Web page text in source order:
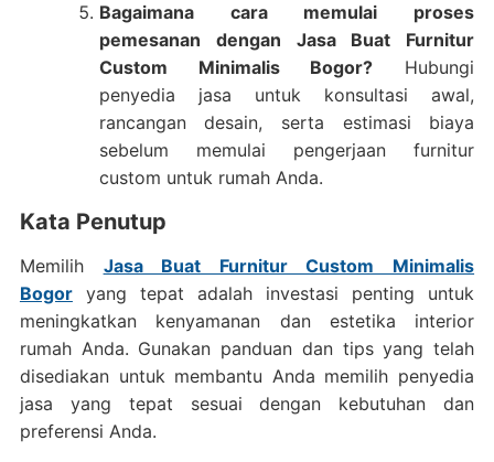
Bagaimana cara memulai proses
pemesanan dengan Jasa Buat Furnitur
Custom Minimalis Bogor? Hubungi
penyedia jasa untuk konsultasi awal,
rancangan desain, serta estimasi biaya
sebelum memulai pengerjaan furnitur
custom untuk rumah Anda.
Kata Penutup
Memilih Jasa Buat Furnitur Custom Minimalis
Bogoryang tepat adalah investasi penting untuk
meningkatkan kenyamanan dan estetika interior
rumah Anda. Gunakan panduan dan tips yang telah
disediakan untuk membantu Anda memilih penyedia
jasa yang tepat sesuai dengan kebutuhan dan
preferensi Anda.